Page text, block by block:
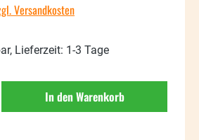
Versandkosten
Lieferzeit: 1-3 Tage
Gib den gewünschten
In den Warenkorb